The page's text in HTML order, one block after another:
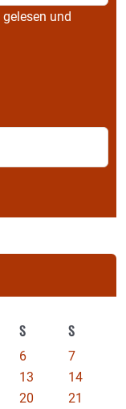
gelesen und
S S
6
7
13
14
20
21